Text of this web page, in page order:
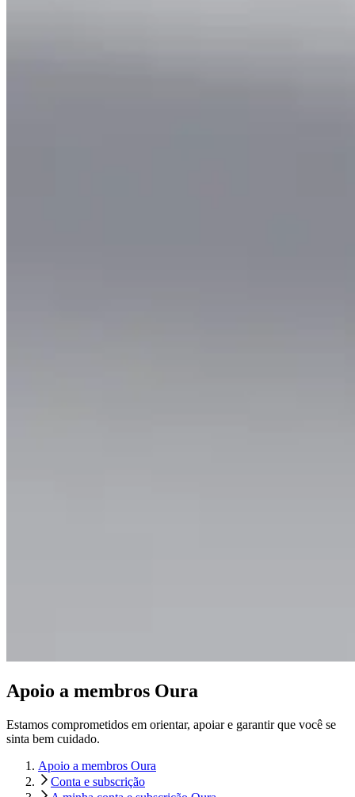
Apoio a membros Oura
Estamos comprometidos em orientar, apoiar e garantir que você se
sinta bem cuidado.
Apoio a membros Oura
Conta e subscrição